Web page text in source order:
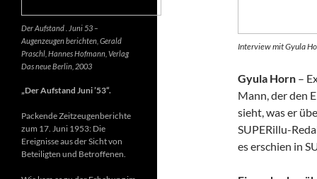
Interview mit Gyula
Gyula Horn –
Mann, der den
sieht, was er
SUPERillu-
es erschien in
Der Aufstand . Juni 53 –
Augenzeugen berichten, Gerald
Praschl, Hannes Hofmann, Verlag
Das neue Berlin, 2003
„Der Aufstand Juni ’53“.
Packende Zeitzeugenberichte
zum 17. Juni 1953: Die
Ereignisse aus der Sicht von
Beteiligten und Betroffenen.